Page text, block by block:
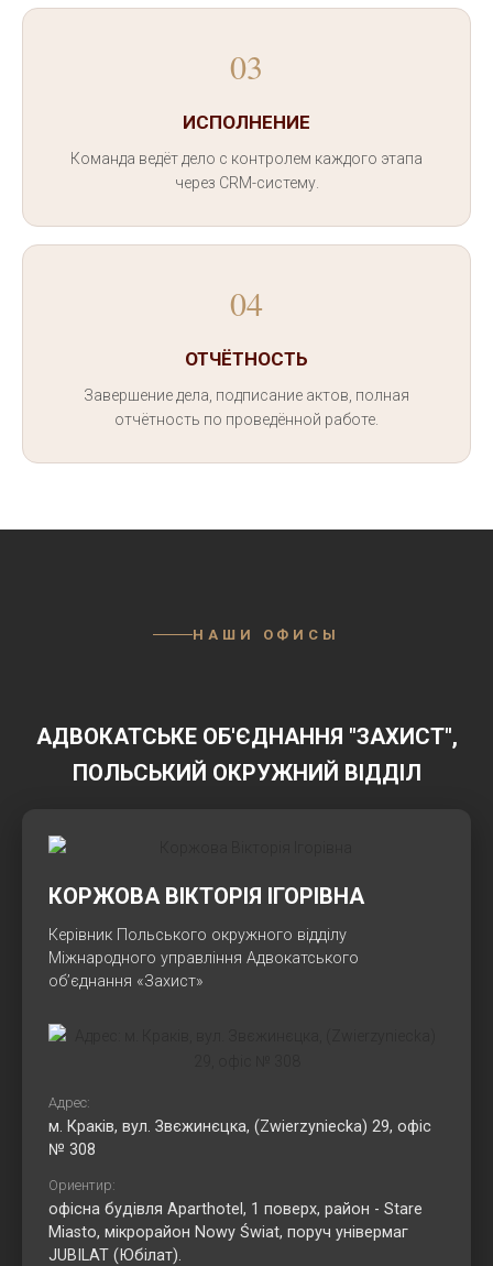
03
ИСПОЛНЕНИЕ
Команда ведёт дело с контролем каждого этапа
через CRM-систему.
04
ОТЧЁТНОСТЬ
Завершение дела, подписание актов, полная
отчётность по проведённой работе.
НАШИ ОФИСЫ
АДВОКАТСЬКЕ ОБ'ЄДНАННЯ "ЗАХИСТ",
ПОЛЬСЬКИЙ ОКРУЖНИЙ ВІДДІЛ
КОРЖОВА ВІКТОРІЯ ІГОРІВНА
Керівник Польського окружного відділу
Міжнародного управління Адвокатського
об’єднання «Захист»
Адрес:
м. Краків, вул. Звєжинєцка, (Zwierzyniecka) 29, офіс
№ 308
Ориентир:
офісна будівля Aparthotel, 1 поверх, район - Stare
Miasto, мікрорайон Nowy Świat, поруч універмаг
JUBILAT (Юбілат).